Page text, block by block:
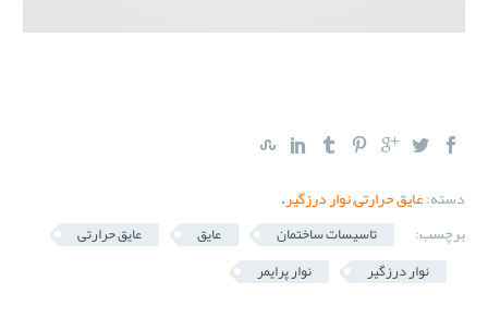
دسته:عایق حرارتی,نوار درزگیر.
برچسب:
تاسیسات ساختمان عایق
عایق حرارتی
نوار درزگیر
نوار پرایمر